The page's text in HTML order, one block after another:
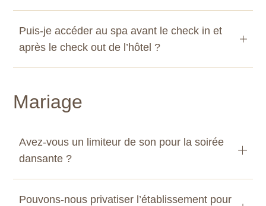
Puis-je accéder au spa avant le check in et
après le check out de l’hôtel ?
Mariage
Avez-vous un limiteur de son pour la soirée
dansante ?
Pouvons-nous privatiser l’établissement pour